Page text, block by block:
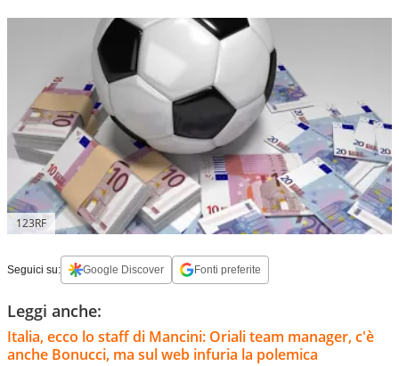
123RF
Seguici su: Google Discover Fonti preferite
Leggi anche:
Italia, ecco lo staff di Mancini: Oriali team manager, c'è
anche Bonucci, ma sul web infuria la polemica